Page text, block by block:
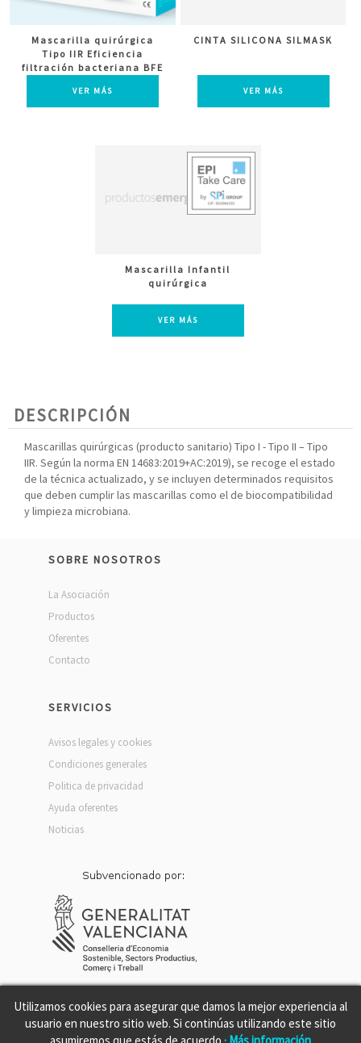
Mascarilla quirúrgica
Tipo IIR Eficiencia
filtración bacteriana BFE
VER MÁS
CINTA SILICONA SILMASK
VER MÁS
Mascarilla Infantil
quirúrgica
VER MÁS
DESCRIPCIÓN
Mascarillas quirúrgicas (producto sanitario) Tipo I - Tipo II – Tipo
IIR. Según la norma EN 14683:2019+AC:2019), se recoge el estado
de la técnica actualizado, y se incluyen determinados requisitos
que deben cumplir las mascarillas como el de biocompatibilidad
y limpieza microbiana.
SOBRE NOSOTROS
La Asociación
Productos
Oferentes
Contacto
SERVICIOS
Avisos legales y cookies
Condiciones generales
Politica de privacidad
Ayuda oferentes
Noticias
Utilizamos cookies para asegurar que damos la mejor experiencia al
usuario en nuestro sitio web. Si continúas utilizando este sitio